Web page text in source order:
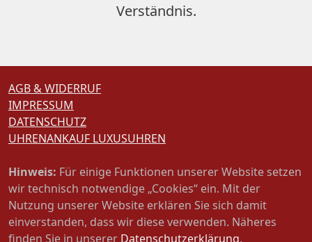
Verständnis.
AGB & WIDERRUF
IMPRESSUM
DATENSCHUTZ
UHRENANKAUF LUXUSUHREN
Hinweis: Für einige Funktionen unserer Website setzen
wir technisch notwendige „Cookies“ ein. Mit der
Nutzung unserer Website erklären Sie sich damit
einverstanden, dass wir diese verwenden. Näheres
finden Sie in unserer Datenschutzerklärung.